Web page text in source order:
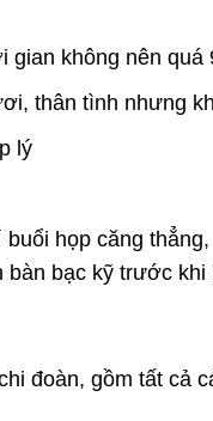
không nên quá
thân tình nhưng
lý
họp căng
bạc kỹ trước khi
đoàn, gồm tất cả